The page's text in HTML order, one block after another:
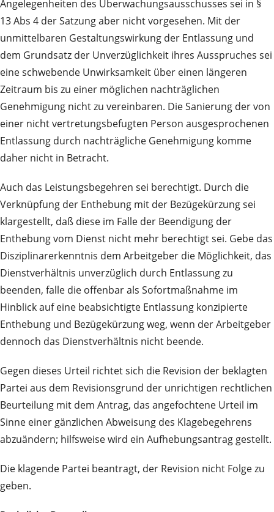
Angelegenheiten des Überwachungsausschusses sei in §
13 Abs 4 der Satzung aber nicht vorgesehen. Mit der
unmittelbaren Gestaltungswirkung der Entlassung und
dem Grundsatz der Unverzüglichkeit ihres Ausspruches sei
eine schwebende Unwirksamkeit über einen längeren
Zeitraum bis zu einer möglichen nachträglichen
Genehmigung nicht zu vereinbaren. Die Sanierung der von
einer nicht vertretungsbefugten Person ausgesprochenen
Entlassung durch nachträgliche Genehmigung komme
daher nicht in Betracht.
Auch das Leistungsbegehren sei berechtigt. Durch die
Verknüpfung der Enthebung mit der Bezügekürzung sei
klargestellt, daß diese im Falle der Beendigung der
Enthebung vom Dienst nicht mehr berechtigt sei. Gebe das
Disziplinarerkenntnis dem Arbeitgeber die Möglichkeit, das
Dienstverhältnis unverzüglich durch Entlassung zu
beenden, falle die offenbar als Sofortmaßnahme im
Hinblick auf eine beabsichtigte Entlassung konzipierte
Enthebung und Bezügekürzung weg, wenn der Arbeitgeber
dennoch das Dienstverhältnis nicht beende.
Gegen dieses Urteil richtet sich die Revision der beklagten
Partei aus dem Revisionsgrund der unrichtigen rechtlichen
Beurteilung mit dem Antrag, das angefochtene Urteil im
Sinne einer gänzlichen Abweisung des Klagebegehrens
abzuändern; hilfsweise wird ein Aufhebungsantrag gestellt.
Die klagende Partei beantragt, der Revision nicht Folge zu
geben.